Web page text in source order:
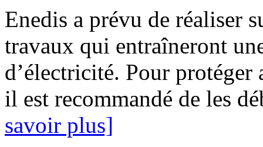
Enedis a prévu de réaliser
travaux qui entraîneront
d’électricité. Pour protéger
il est recommandé de les
savoir plus]